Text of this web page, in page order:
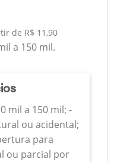
de R$ 11,90
a 150 mil.
mil a 150 mil; -
ou acidental;
para
ou parcial por